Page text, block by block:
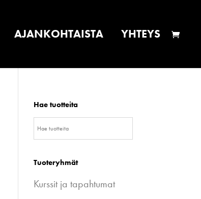
AJANKOHTAISTA YHTEYS
Hae tuotteita
Tuoteryhmät
Kurssit ja tapahtumat